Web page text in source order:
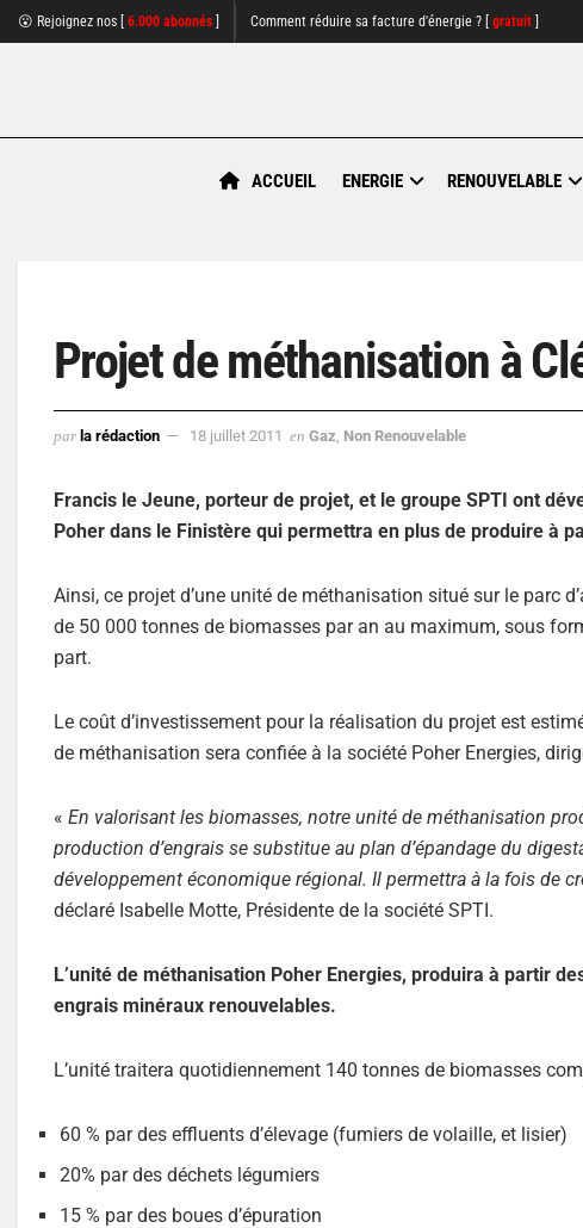
😮 Rejoignez nos [ 6.000 abonnés Comment réduire sa facture d'énergie ? [ gratuit
ACCUEIL ENERGIE RENOUVELABLE
Projet de méthanisation à
par la rédaction 18 juillet 2011 en Gaz Non Renouvelable
Francis le Jeune, porteur de projet, et le groupe SPTI ont
Poher dans le Finistère qui permettra en plus de produire à
Ainsi, ce projet d’une unité de méthanisation situé sur le parc
de 50 000 tonnes de biomasses par an au maximum, sous
part.
Le coût d’investissement pour la réalisation du projet est
de méthanisation sera confiée à la société Poher Energies,
« En valorisant les biomasses, notre unité de méthanisation
production d’engrais se substitue au plan d’épandage du
développement économique régional. Il permettra à la fois de
déclaré Isabelle Motte, Présidente de la société SPTI.
L’unité de méthanisation Poher Energies, produira à partir
engrais minéraux renouvelables.
L’unité traitera quotidiennement 140 tonnes de biomasses
60 % par des effluents d’élevage (fumiers de volaille, et lisier)
20% par des déchets légumiers
15 % par des boues d’épuration